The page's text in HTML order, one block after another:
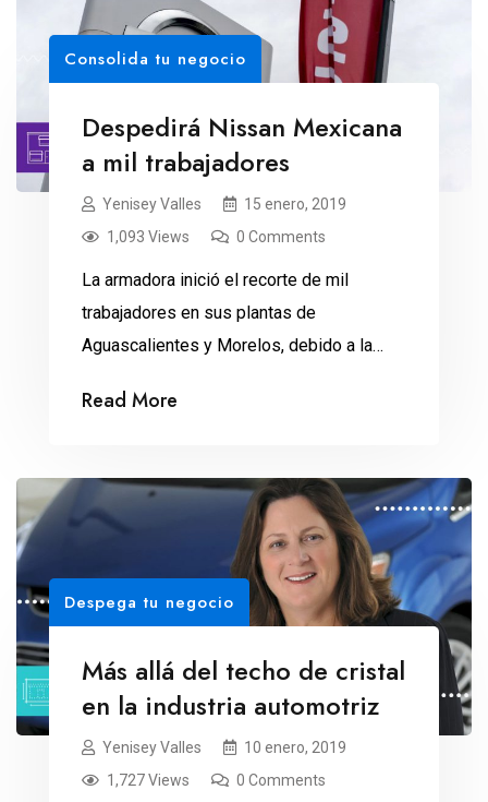
Consolida tu negocio
Despedirá Nissan Mexicana
a mil trabajadores
Yenisey Valles
15 enero, 2019
1,093 Views
0 Comments
La armadora inició el recorte de mil
trabajadores en sus plantas de
Aguascalientes y Morelos, debido a la
Estados Unidos. La reducción en la
costos de materias primas. Éstas son las
razones que llevaron a Nissan Mexicana a
Read More
Despega tu negocio
Más allá del techo de cristal
en la industria automotriz
Yenisey Valles
10 enero, 2019
1,727 Views
0 Comments